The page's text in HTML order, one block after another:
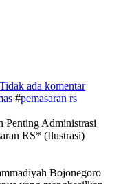
Tidak ada komentar
#pemasaran rs
Bojonegoro